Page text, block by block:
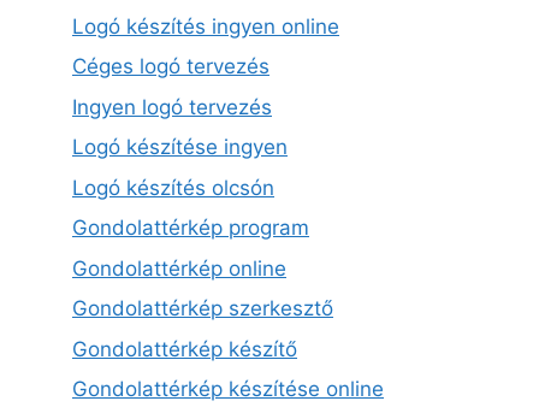
Logó készítés ingyen online
Céges logó tervezés
Ingyen logó tervezés
Logó készítése ingyen
Logó készítés olcsón
Gondolattérkép program
Gondolattérkép online
Gondolattérkép szerkesztő
Gondolattérkép készítő
Gondolattérkép készítése online